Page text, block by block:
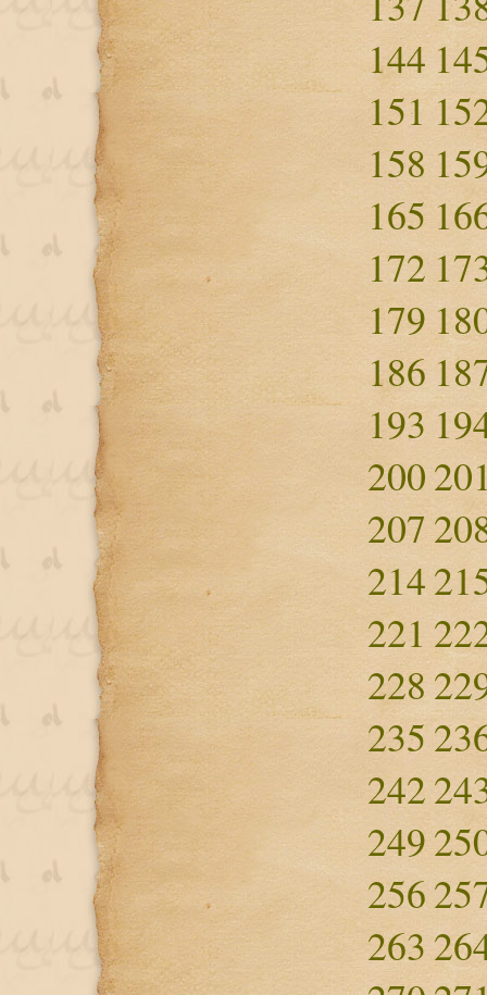
144
151
158
165
172
179
186
193
200
207
214
221
228
235
242
249
256
263